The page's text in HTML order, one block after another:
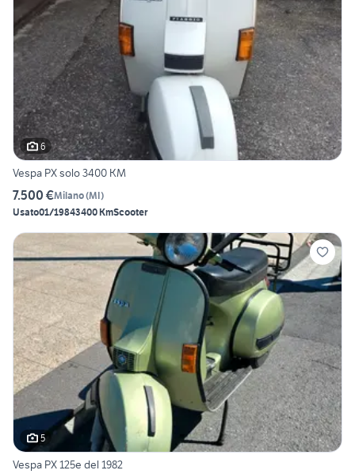
6
Vespa PX solo 3400 KM
7.500 €Milano(MI)
Usato01/19843400 KmScooter
5
Vespa PX 125e del 1982